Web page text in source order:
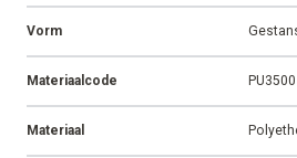
Vorm
Materiaalcode PU3500
Materiaal